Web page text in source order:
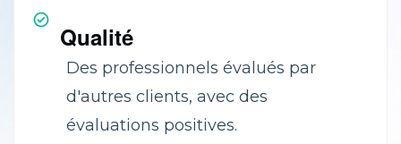
Qualité
Des professionnels évalués par
d'autres clients, avec des
évaluations positives.